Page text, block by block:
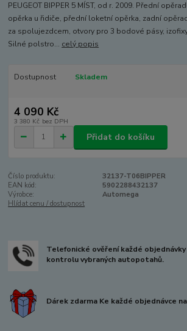
PEUGEOT BIPPER 5 MÍST, od r. 2009. Přední
opěrka u řidiče, přední loketní opěrka, zadní
za spolujezdcem, otvory pro 3 bodové pásy,
Silné polstro... celý popis
Dostupnost Skladem
4 090 Kč
3 380 Kč bez DPH
Přidat do košíku
Číslo produktu:
32137-T06BIPPER
EAN kód:
5902288432137
Výrobce:
Automega
Hlídat cenu / dostupnost
Telefonické ověření každé
kontrolu vybraných autopotahů.
Dárek zdarma Ke každé objednávce